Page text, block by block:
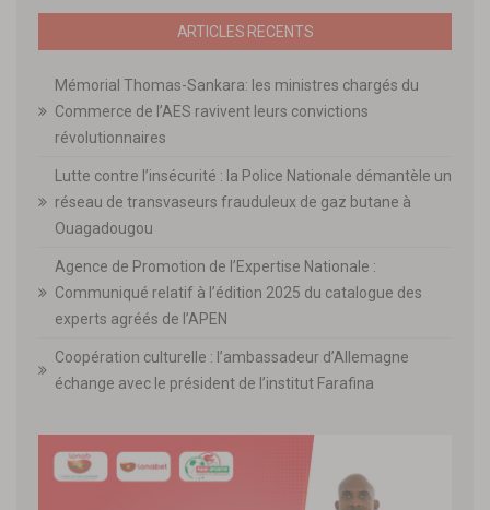
ARTICLES RECENTS
Mémorial Thomas-Sankara: les ministres chargés du
Commerce de l’AES ravivent leurs convictions
révolutionnaires
Lutte contre l’insécurité : la Police Nationale démantèle un
réseau de transvaseurs frauduleux de gaz butane à
Ouagadougou
Agence de Promotion de l’Expertise Nationale :
Communiqué relatif à l’édition 2025 du catalogue des
experts agréés de l’APEN
Coopération culturelle : l’ambassadeur d’Allemagne
échange avec le président de l’institut Farafina